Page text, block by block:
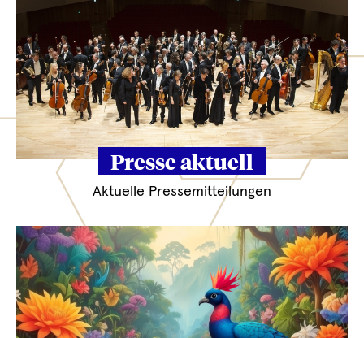
Presse aktuell
Aktuelle Pressemitteilungen